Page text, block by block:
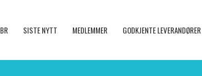
SISTE NYTT MEDLEMMER GODKJENTE LEVERANDØRER